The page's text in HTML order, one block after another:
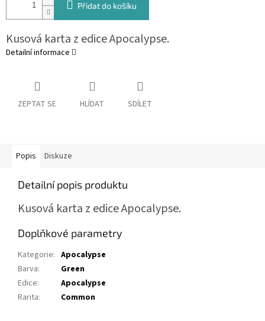
Přidat do košíku
Kusová karta z edice Apocalypse.
Detailní informace
ZEPTAT SE HLÍDAT SDÍLET
Popis Diskuze
Detailní popis produktu
Kusová karta z edice Apocalypse.
Doplňkové parametry
Kategorie: Apocalypse
Barva:
Green
Edice:
Apocalypse
Rarita: Common